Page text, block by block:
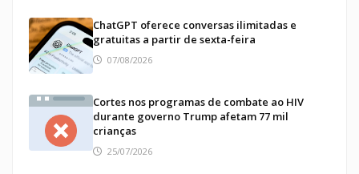
ChatGPT oferece conversas ilimitadas e
gratuitas a partir de sexta-feira
07/08/2026
Cortes nos programas de combate ao HIV
durante governo Trump afetam 77 mil
crianças
25/07/2026